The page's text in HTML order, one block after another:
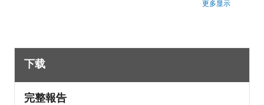
更多显示
下载
完整報告